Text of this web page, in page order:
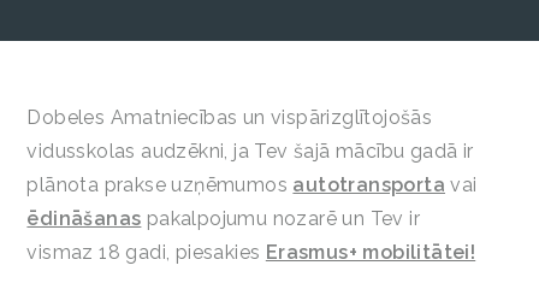
Dobeles Amatniecības un vispārizglītojošās
vidusskolas audzēkni, ja Tev šajā mācību gadā ir
plānota prakse uzņēmumos autotransporta vai
ēdināšanas pakalpojumu nozarē un Tev ir
vismaz 18 gadi, piesakies Erasmus+ mobilitātei!